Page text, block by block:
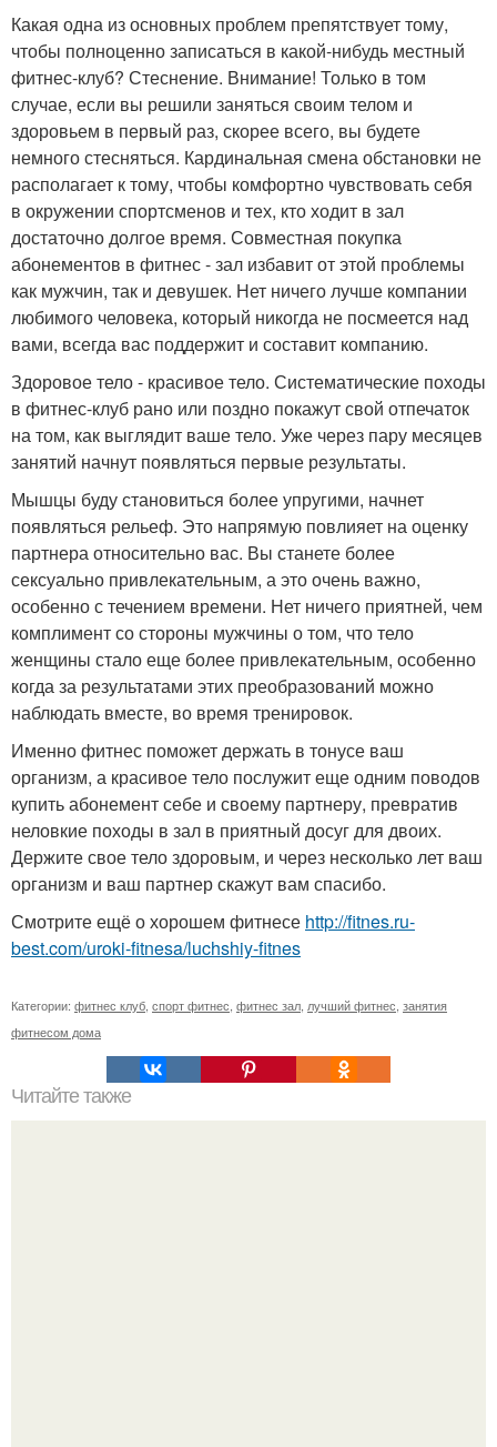
Какая одна из основных проблем препятствует тому,
чтобы полноценно записаться в какой-нибудь местный
фитнес-клуб? Стеснение. Внимание! Только в том
случае, если вы решили заняться своим телом и
здоровьем в первый раз, скорее всего, вы будете
немного стесняться. Кардинальная смена обстановки не
располагает к тому, чтобы комфортно чувствовать себя
в окружении спортсменов и тех, кто ходит в зал
достаточно долгое время. Совместная покупка
абонементов в фитнес - зал избавит от этой проблемы
как мужчин, так и девушек. Нет ничего лучше компании
любимого человека, который никогда не посмеется над
вами, всегда ваc поддержит и составит компанию.
Здоровое тело - красивое тело. Систематические походы
в фитнес-клуб рано или поздно покажут свой отпечаток
на том, как выглядит ваше тело. Уже через пару месяцев
занятий начнут появляться первые результаты.
Мышцы буду становиться более упругими, начнет
появляться рельеф. Это напрямую повлияет на оценку
партнера относительно вас. Вы станете более
сексуально привлекательным, а это очень важно,
особенно с течением времени. Нет ничего приятней, чем
комплимент со стороны мужчины о том, что тело
женщины стало еще более привлекательным, особенно
когда за результатами этих преобразований можно
наблюдать вместе, во время тренировок.
Именно фитнес поможет держать в тонусе ваш
организм, а красивое тело послужит еще одним поводов
купить абонемент себе и своему партнеру, превратив
неловкие походы в зал в приятный досуг для двоих.
Держите свое тело здоровым, и через несколько лет ваш
организм и ваш партнер скажут вам спасибо.
Смотрите ещё о хорошем фитнесе http://fitnes.ru-
best.com/uroki-fitnesa/luchshiy-fitnes
Категории: фитнес клуб спорт фитнес фитнес зал лучший фитнес занятия
фитнесом дома
Читайте также